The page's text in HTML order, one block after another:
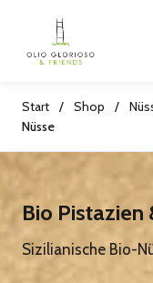
Start / Shop /
Nüsse
Bio Pistazien
Sizilianische Bio-